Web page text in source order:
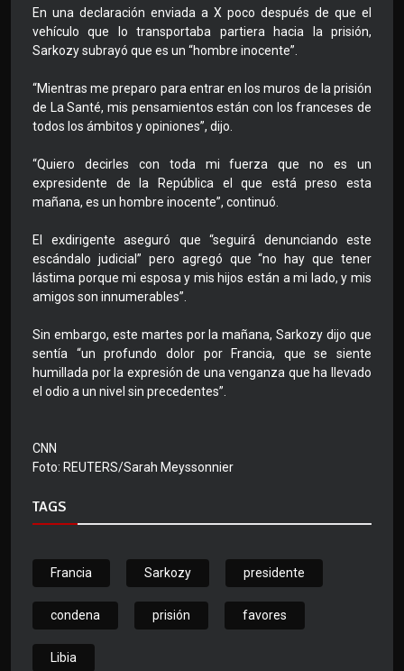
En una declaración enviada a X poco después de que el
vehículo que lo transportaba partiera hacia la prisión,
Sarkozy subrayó que es un “hombre inocente”.
“Mientras me preparo para entrar en los muros de la prisión
de La Santé, mis pensamientos están con los franceses de
todos los ámbitos y opiniones”, dijo.
“Quiero decirles con toda mi fuerza que no es un
expresidente de la República el que está preso esta
mañana, es un hombre inocente”, continuó.
El exdirigente aseguró que “seguirá denunciando este
escándalo judicial” pero agregó que “no hay que tener
lástima porque mi esposa y mis hijos están a mi lado, y mis
amigos son innumerables”.
Sin embargo, este martes por la mañana, Sarkozy dijo que
sentía “un profundo dolor por Francia, que se siente
humillada por la expresión de una venganza que ha llevado
el odio a un nivel sin precedentes”.
CNN
Foto: REUTERS/Sarah Meyssonnier
TAGS
Francia Sarkozy presidente
condena prisión favores
Libia